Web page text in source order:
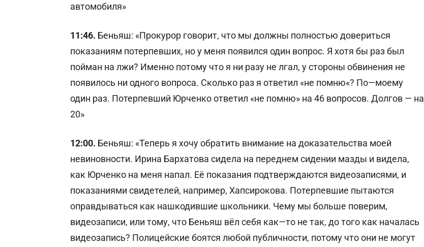
автомобиля»
11:46. Беньяш: «Прокурор говорит, что мы должны полностью довериться
показаниям потерпевших, но у меня появился один вопрос. Я хотя бы раз был
пойман на лжи? Именно потому что я ни разу не лгал, у стороны обвинения не
появилось ни одного вопроса. Сколько раз я ответил «не помню«? По—моему
один раз. Потерпевший Юрченко ответил «не помню» на 46 вопросов. Долгов — на
20»
12:00. Беньяш: «Теперь я хочу обратить внимание на доказательства моей
невиновности. Ирина Бархатова сидела на переднем сидении мазды и видела,
как Юрченко на меня напал. Её показания подтверждаются видеозаписями, и
показаниями свидетелей, например, Хапсирокова. Потерпевшие пытаются
оправдываться как нашкодившие школьники. Чему мы больше поверим,
видеозаписи, или тому, что Беньяш вёл себя как—то не так, до того как началась
видеозапись? Полицейские боятся любой публичности, потому что они не могут